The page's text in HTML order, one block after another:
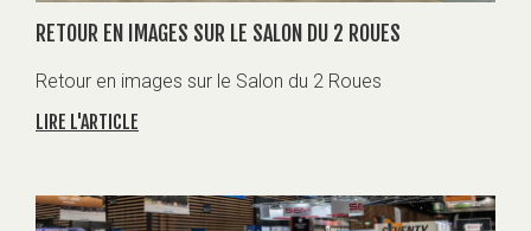
RETOUR EN IMAGES SUR LE SALON DU 2 ROUES
Retour en images sur le Salon du 2 Roues
LIRE L'ARTICLE